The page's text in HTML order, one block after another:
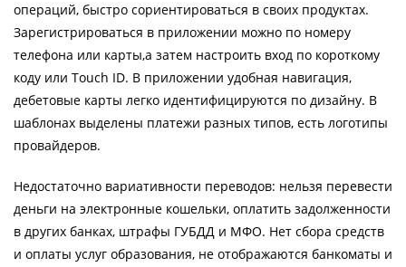
операций, быстро сориентироваться в своих продуктах.
Зарегистрироваться в приложении можно по номеру
телефона или карты,а затем настроить вход по короткому
коду или Touch ID. В приложении удобная навигация,
дебетовые карты легко идентифицируются по дизайну. В
шаблонах выделены платежи разных типов, есть логотипы
провайдеров.
Недостаточно вариативности переводов: нельзя перевести
деньги на электронные кошельки, оплатить задолженности
в других банках, штрафы ГУБДД и МФО. Нет сбора средств
и оплаты услуг образования, не отображаются банкоматы и